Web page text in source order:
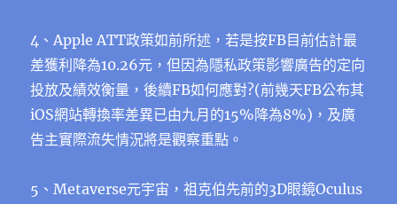
4、Apple ATT政策如前所述，若是按FB目前估計最
差獲利降為10.26元，但因為隱私政策影響廣告的定向
投放及績效衡量，後續FB如何應對?(前幾天FB公布其
iOS網站轉換率差異已由九月的15%降為8%)，及廣
告主實際流失情況將是觀察重點。
5、Metaverse元宇宙，祖克伯先前的3D眼鏡Oculus